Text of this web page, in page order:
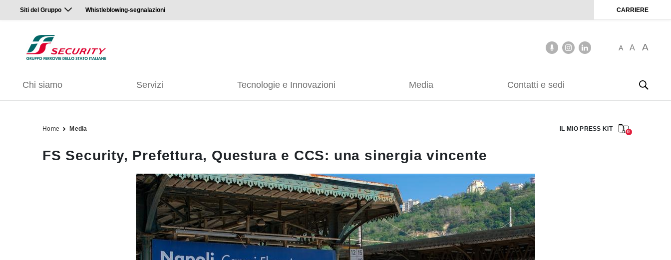
Siti del Gruppo Whistleblowing-segnalazioni CARRIERE
A A A
Chi siamo Servizi Tecnologie e Innovazioni Media Contatti e sedi
Home Media IL MIO PRESS KIT 0
FS Security, Prefettura, Questura e CCS: una sinergia vincente